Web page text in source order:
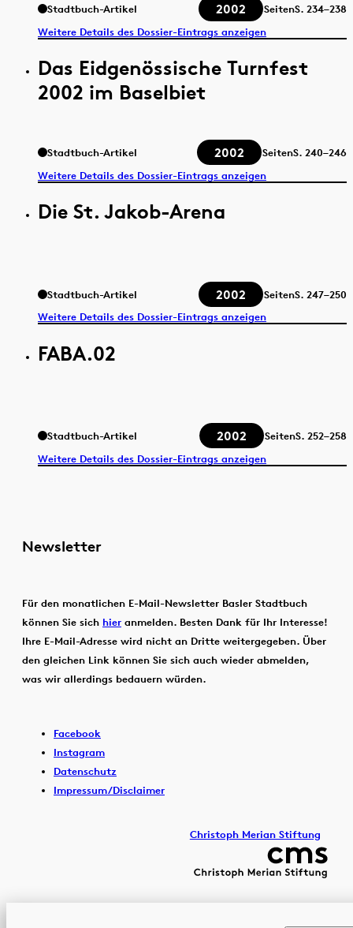
Stadtbuch-Artikel 2002 SeitenS. 234–238
Weitere Details des Dossier-Eintrags anzeigen
Das Eidgenössische Turnfest
2002 im Baselbiet
Stadtbuch-Artikel 2002 SeitenS. 240–246
Weitere Details des Dossier-Eintrags anzeigen
Die St. Jakob-Arena
Stadtbuch-Artikel 2002 SeitenS. 247–250
Weitere Details des Dossier-Eintrags anzeigen
FABA.02
Stadtbuch-Artikel 2002 SeitenS. 252–258
Weitere Details des Dossier-Eintrags anzeigen
Newsletter
Für den monatlichen E-Mail-Newsletter Basler Stadtbuch
können Sie sich hier anmelden. Besten Dank für Ihr Interesse!
Ihre E-Mail-Adresse wird nicht an Dritte weitergegeben. Über
den gleichen Link können Sie sich auch wieder abmelden,
was wir allerdings bedauern würden.
Facebook
Instagram
Datenschutz
Impressum/Disclaimer
Christoph Merian Stiftung